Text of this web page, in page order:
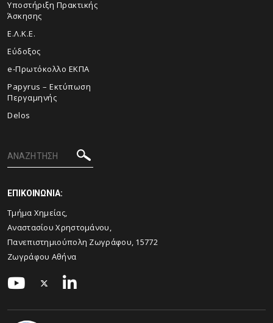
Υποστήριξη Πρακτικής
Άσκησης
Ε.Λ.Κ.Ε.
Εύδοξος
e-Πρωτόκολλο ΕΚΠΑ
Papyrus – Εκτύπωση
Περγαμηνής
Delos
ΕΠΙΚΟΙΝΩΝΙΑ:
Τμήμα Χημείας,
Αναστασίου Χρηστομάνου,
Πανεπιστημιούπολη Ζωγράφου, 15772
Ζωγράφου Αθήνα